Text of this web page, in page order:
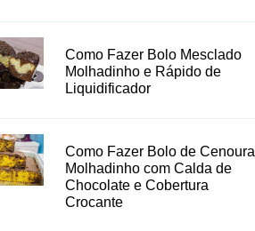
Como Fazer Bolo Mesclado
Molhadinho e Rápido de
Liquidificador
Como Fazer Bolo de Cenoura
Molhadinho com Calda de
Chocolate e Cobertura
Crocante